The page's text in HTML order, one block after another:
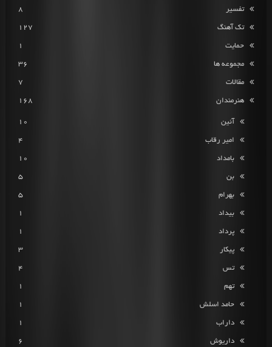
تفسیر 8
تک آهنگ 127
حمایت 1
مجموعه ها 36
مقالات 7
هنرمندان 168
آئین 10
امیر رقاب 4
بامداد 10
بن 5
بهرام 5
بیداد 1
پرداد 1
پیکار 3
تس 4
تهم 1
حامد اسلش 1
داراب 1
داریوش 6